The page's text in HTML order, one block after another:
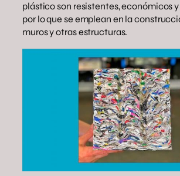
plástico son resistentes, económicos
por lo que se emplean en la
muros y otras estructuras.